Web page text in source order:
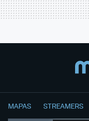
MAPAS STREAMERS